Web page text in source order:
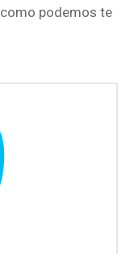
podemos te